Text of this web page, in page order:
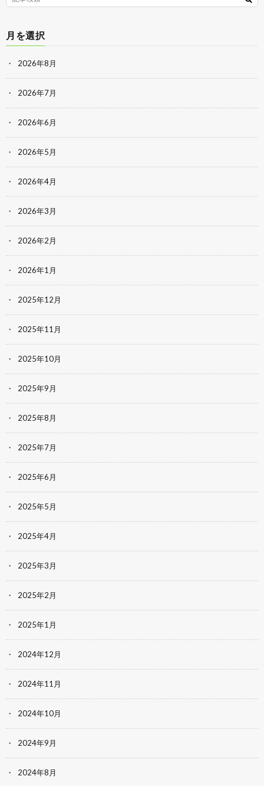
月を選択
2026年8月
2026年7月
2026年6月
2026年5月
2026年4月
2026年3月
2026年2月
2026年1月
2025年12月
2025年11月
2025年10月
2025年9月
2025年8月
2025年7月
2025年6月
2025年5月
2025年4月
2025年3月
2025年2月
2025年1月
2024年12月
2024年11月
2024年10月
2024年9月
2024年8月